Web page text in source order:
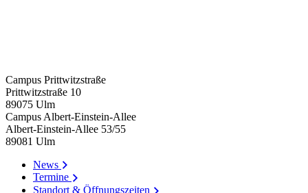
Campus Prittwitzstraße
Prittwitzstraße 10
89075 Ulm
Campus Albert-Einstein-Allee
Albert-Einstein-Allee 53/​55
89081 Ulm
News
Termine
Standort & Öffnungszeiten